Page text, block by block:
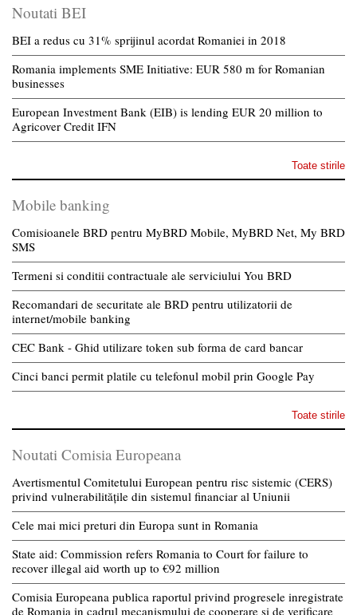
Noutati BEI
BEI a redus cu 31% sprijinul acordat Romaniei in 2018
Romania implements SME Initiative: EUR 580 m for Romanian
businesses
European Investment Bank (EIB) is lending EUR 20 million to
Agricover Credit IFN
Toate stirile
Mobile banking
Comisioanele BRD pentru MyBRD Mobile, MyBRD Net, My BRD
SMS
Termeni si conditii contractuale ale serviciului You BRD
Recomandari de securitate ale BRD pentru utilizatorii de
internet/mobile banking
CEC Bank - Ghid utilizare token sub forma de card bancar
Cinci banci permit platile cu telefonul mobil prin Google Pay
Toate stirile
Noutati Comisia Europeana
Avertismentul Comitetului European pentru risc sistemic (CERS)
privind vulnerabilitățile din sistemul financiar al Uniunii
Cele mai mici preturi din Europa sunt in Romania
State aid: Commission refers Romania to Court for failure to
recover illegal aid worth up to €92 million
Comisia Europeana publica raportul privind progresele inregistrate
de Romania in cadrul mecanismului de cooperare si de verificare